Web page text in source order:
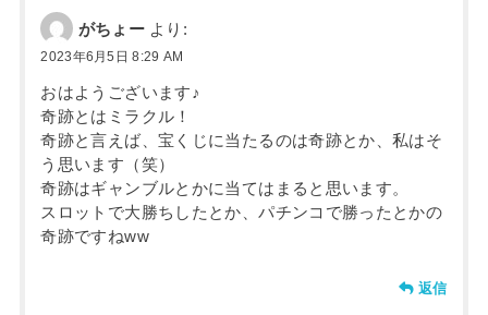
がちょー より:
2023年6月5日 8:29 AM
おはようございます♪
奇跡とはミラクル！
奇跡と言えば、宝くじに当たるのは奇跡とか、私はそ
う思います（笑）
奇跡はギャンブルとかに当てはまると思います。
スロットで大勝ちしたとか、パチンコで勝ったとかの
奇跡ですねww
返信